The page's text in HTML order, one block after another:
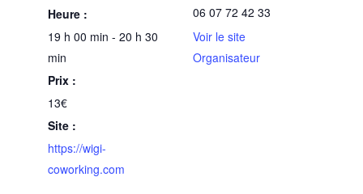
Heure :
19 h 00 min - 20 h 30
min
Prix :
13€
Site :
https://wigi-
coworking.com
06 07 72 42 33
Voir le site
Organisateur